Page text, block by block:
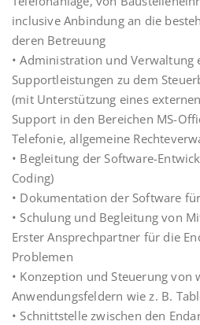
inclusive Anbindung an die
deren Betreuung
• Administration und Verwaltung
Supportleistungen zu dem
(mit Unterstützung eines
Support in den Bereichen MS-
Telefonie, allgemeine
• Begleitung der Software-
Coding)
• Dokumentation der Software
• Schulung und Begleitung von
Erster Ansprechpartner für die
Problemen
• Konzeption und Steuerung von
Anwendungsfeldern wie z. B.
• Schnittstelle zwischen den